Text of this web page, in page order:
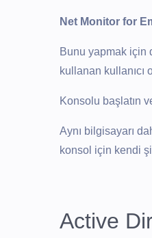
Net Monitor for
Bunu yapmak için
kullanan kullanıcı
Konsolu başlatın
Aynı bilgisayarı
konsol için kendi
Active